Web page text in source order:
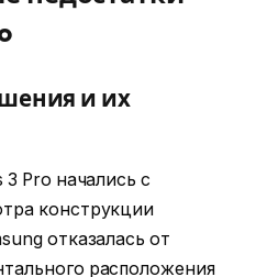
и их
Pro начались с
конструкции
отказалась от
расположения